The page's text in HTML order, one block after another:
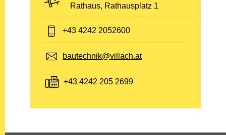
Adresse:
Rathaus, Rathausplatz 1
Telefon:
+43 4242 2052600
E-Mail:
bautechnik@villach.at
Fax:
+43 4242 205 2699